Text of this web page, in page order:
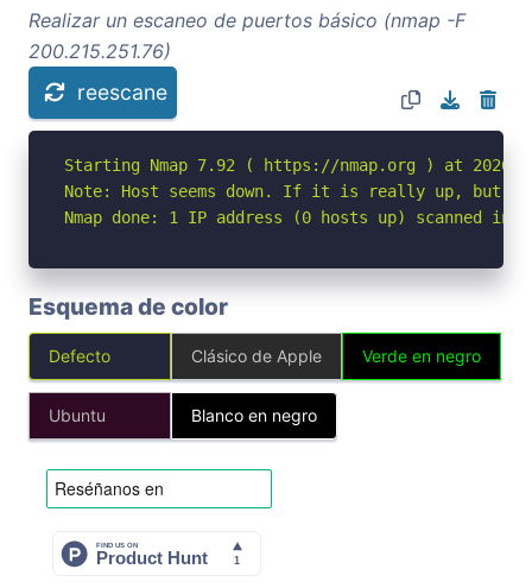
Realizar un escaneo de puertos básico (nmap -F
200.215.251.76)
reescane
Starting Nmap 7.92 ( https://nmap.org ) at 2026-
Note: Host seems down. If it is really up, but
Nmap done: 1 IP address (0 hosts up) scanned in
Esquema de color
Defecto Clásico de Apple Verde en negro
Ubuntu Blanco en negro